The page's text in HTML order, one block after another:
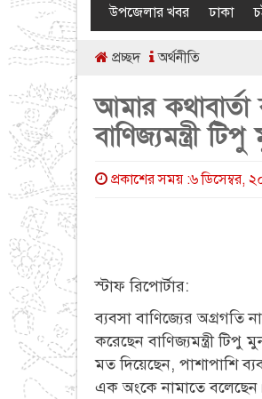
উপজেলার খবর ঢাকা
প্রচ্ছদ অর্থনীতি
আমার
বাণিজ্যমন্ত্রী
প্রকাশের সময় :৬ ডিসেম্বর,
স্টাফ রিপোর্টার:
ব্যবসা বাণিজ্যের অগ্রগতি
করেছেন বাণিজ্যমন্ত্রী
মত দিয়েছেন, পাশাপাশি
এক অংকে নামাতে